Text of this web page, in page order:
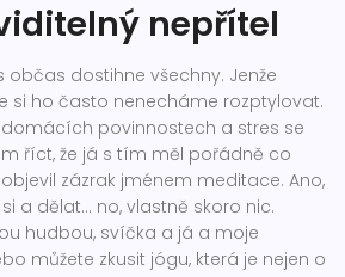
nepřítel
občas dostihne všechny. Jenže
si ho často nenecháme rozptylovat.
povinnostech a stres se
říct, že já s tím měl pořádně co
zázrak jménem meditace. Ano,
a dělat... no, vlastně skoro nic.
hudbou, svíčka a já a moje
můžete zkusit jógu, která je nejen o